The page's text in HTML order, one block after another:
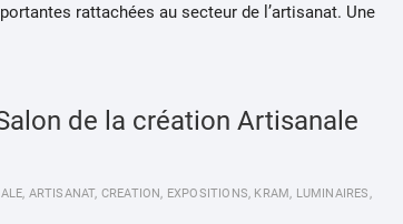
rattachées au secteur de l’artisanat. Une
de la création Artisanale
, ARTISANAT, CREATION, EXPOSITIONS, KRAM, LUMINAIRES,